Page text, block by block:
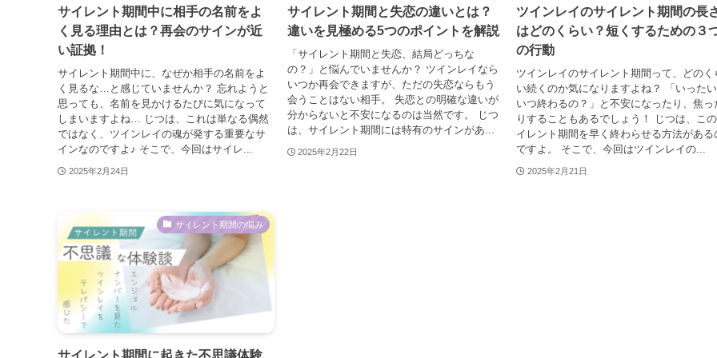
サイレント期間中に相手の名前をよ
く見る理由とは？再会のサインが近
い証拠！
サイレント期間中に、なぜか相手の名前をよ
く見るな…と感じていませんか？ 忘れようと
思っても、名前を見かけるたびに気になって
しまいますよね… じつは、これは単なる偶然
ではなく、ツインレイの魂が発する重要なサ
インなのですよ♪ そこで、今回はサイレ...
2025年2月24日
サイレント期間と失恋の違いとは？
違いを見極める5つのポイントを解説
「サイレント期間と失恋、結局どっちな
の？」と悩んでいませんか？ ツインレイなら
いつか再会できますが、ただの失恋ならもう
会うことはない相手。 失恋との明確な違いが
分からないと不安になるのは当然です。 じつ
は、サイレント期間には特有のサインがあ...
2025年2月22日
ツインレイのサイレント期間の長
はどのくらい？短くするための３
の行動
ツインレイのサイレント期間って、どのく
い続くのか気になりますよね？ 「いったい
いつ終わるの？」と不安になったり、焦っ
りすることもあるでしょう！ じつは、こ
イレント期間を早く終わらせる方法がある
ですよ。 そこで、今回はツインレイの...
2025年2月21日
サイレント期間の悩み